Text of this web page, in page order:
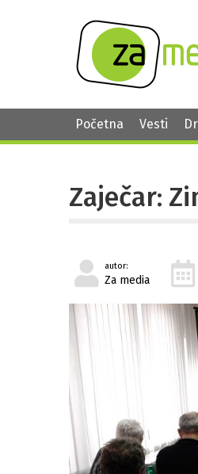
Početna Vesti
Zaječar:
autor:
Za media